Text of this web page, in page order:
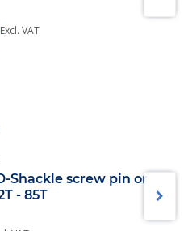
Excl. VAT
Shackle screw pin or
- 85T